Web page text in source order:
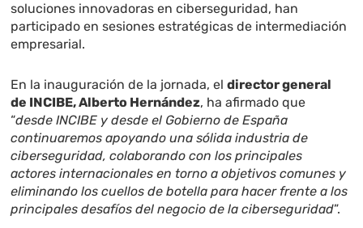
soluciones innovadoras en ciberseguridad, han
participado en sesiones estratégicas de intermediación
empresarial.
En la inauguración de la jornada, eldirector general
de INCIBE, Alberto Hernández, ha afirmado que
“desde INCIBE y desde el Gobierno de España
continuaremos apoyando una sólida industria de
ciberseguridad, colaborando con los principales
actores internacionales en torno a objetivos comunes y
eliminando los cuellos de botella para hacer frente a los
principales desafíos del negocio de la ciberseguridad”.